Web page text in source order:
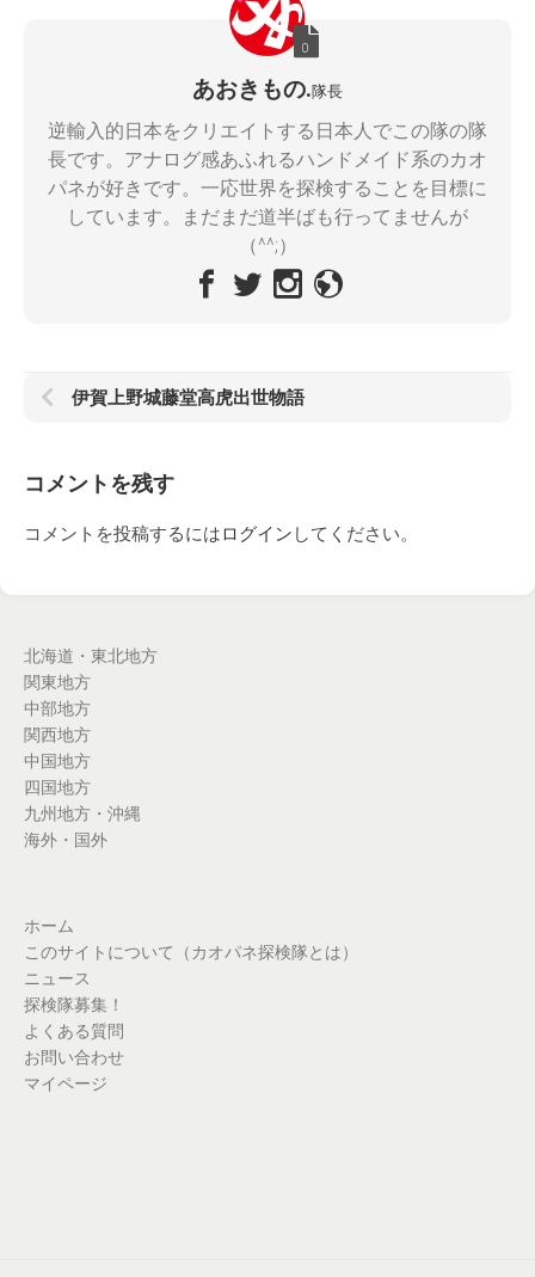
0
あおきもの.隊長
逆輸入的日本をクリエイトする日本人でこの隊の隊
長です。アナログ感あふれるハンドメイド系のカオ
パネが好きです。一応世界を探検することを目標に
しています。まだまだ道半ばも行ってませんが
（^^;）
伊賀上野城藤堂高虎出世物語
コメントを残す
コメントを投稿するにはログイン してください。
北海道・東北地方
関東地方
中部地方
関西地方
中国地方
四国地方
九州地方・沖縄
海外・国外
ホーム
このサイトについて（カオパネ探検隊とは）
ニュース
探検隊募集！
よくある質問
お問い合わせ
マイページ